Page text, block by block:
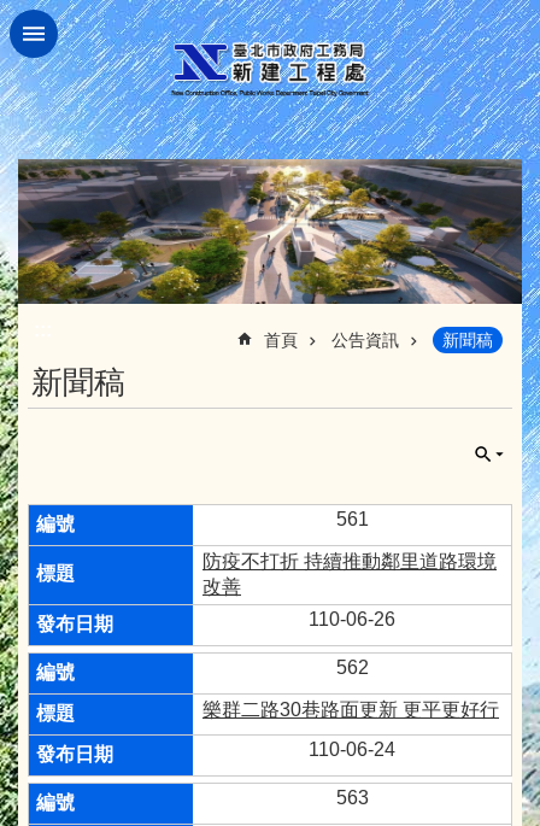
跳到主要內容區塊
首頁 公告資訊 新聞稿
新聞稿
561
防疫不打折 持續推動鄰里道路環境
改善
110-06-26
562
樂群二路30巷路面更新 更平更好行
110-06-24
563